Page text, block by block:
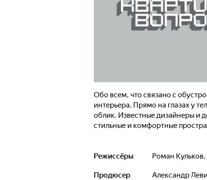
Обо всем, что связано с
интерьера. Прямо на глазах у
облик. Известные дизайнеры и
стильные и комфортные
Режиссёры Роман Кульков,
Продюсер Александр